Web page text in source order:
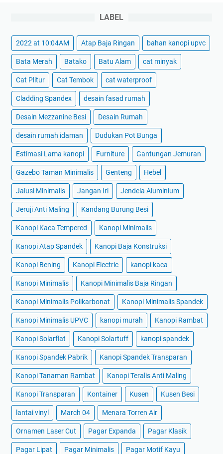
LABEL
2022 at 10:04AM Atap Baja Ringan bahan kanopi upvc
Bata Merah Batako Batu Alam cat minyak
Cat Plitur Cat Tembok cat waterproof
Cladding Spandex desain fasad rumah
Desain Mezzanine Besi Desain Rumah
desain rumah idaman Dudukan Pot Bunga
Estimasi Lama kanopi Furniture Gantungan Jemuran
Gazebo Taman Minimalis Genteng Hebel
Jalusi Minimalis Jangan Iri Jendela Aluminium
Jeruji Anti Maling Kandang Burung Besi
Kanopi Kaca Tempered Kanopi Minimalis
Kanopi Atap Spandek Kanopi Baja Konstruksi
Kanopi Bening Kanopi Electric kanopi kaca
Kanopi Minimalis Kanopi Minimalis Baja Ringan
Kanopi Minimalis Polikarbonat Kanopi Minimalis Spandek
Kanopi Minimalis UPVC kanopi murah Kanopi Rambat
Kanopi Solarflat Kanopi Solartuff kanopi spandek
Kanopi Spandek Pabrik Kanopi Spandek Transparan
Kanopi Tanaman Rambat Kanopi Teralis Anti Maling
Kanopi Transparan Kontainer Kusen Kusen Besi
lantai vinyl March 04 Menara Torren Air
Ornamen Laser Cut Pagar Expanda Pagar Klasik
Pagar Lipat Pagar Minimalis Pagar Motif Kayu